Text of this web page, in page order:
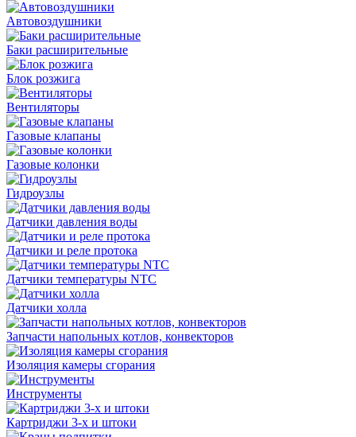
Автовоздушники
Баки расширительные
Блок розжига
Вентиляторы
Газовые клапаны
Газовые колонки
Гидроузлы
Датчики давления воды
Датчики и реле протока
Датчики температуры NTC
Датчики холла
Запчасти напольных котлов, конвекторов
Изоляция камеры сгорания
Инструменты
Картриджи 3-х и штоки